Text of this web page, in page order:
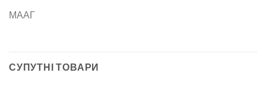
МААГ
СУПУТНІ ТОВАРИ